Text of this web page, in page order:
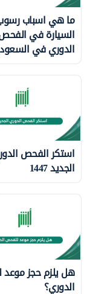
ما هي اسباب
السيارة في
الدوري في
استكر الفحص
الجديد 1447
هل يلزم حجز
الدوري؟